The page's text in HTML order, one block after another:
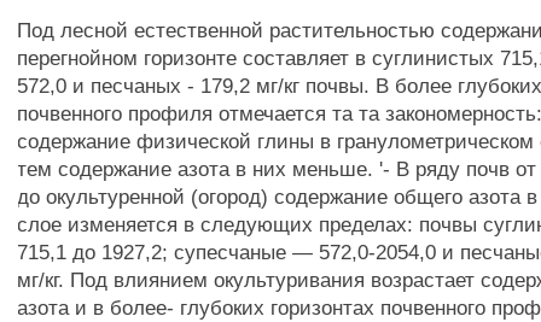
Под лесной естественной растительностью
перегнойном горизонте составляет в суглинистых
572,0 и песчаных - 179,2 мг/кг почвы. В более
почвенного профиля отмечается та та
содержание физической глины в гранулометрическом
тем содержание азота в них меньше. '- В ряду почв
до окультуренной (огород) содержание общего азота
слое изменяется в следующих пределах: почвы
715,1 до 1927,2; супесчаные — 572,0-2054,0 и
мг/кг. Под влиянием окультуривания возрастает
азота и в более- глубоких горизонтах почвенного